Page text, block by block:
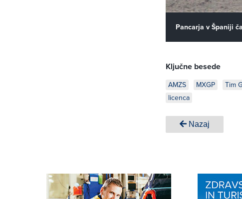
Pancarja v Španiji
Ključne besede
AMZS MXGP Tim
licenca
Nazaj